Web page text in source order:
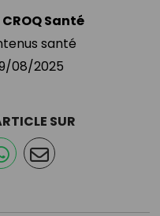
CROQ Santé
santé
08/2025
SUR